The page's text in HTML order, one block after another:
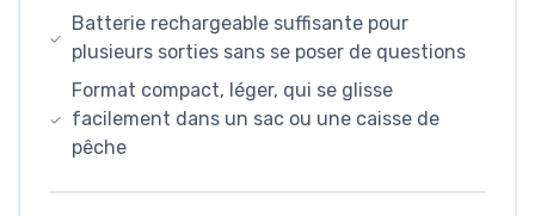
Batterie rechargeable suffisante pour
plusieurs sorties sans se poser de questions
Format compact, léger, qui se glisse
facilement dans un sac ou une caisse de
pêche